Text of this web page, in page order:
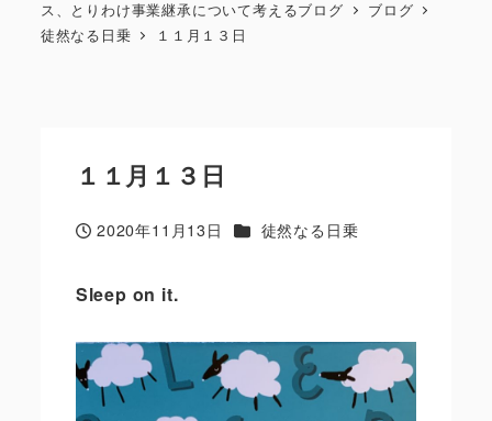
ス、とりわけ事業継承について考えるブログ
ブログ
徒然なる日乗
１１月１３日
１１月１３日
投稿日
2020年11月13日 カテゴリー
徒然なる日乗
Sleep on it.